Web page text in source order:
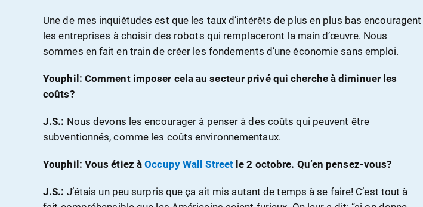
Une de mes inquiétudes est que les taux d’intérêts de plus en plus bas encouragent
les entreprises à choisir des robots qui remplaceront la main d’œuvre. Nous
sommes en fait en train de créer les fondements d’une économie sans emploi.
Youphil: Comment imposer cela au secteur privé qui cherche à diminuer les
coûts?
J.S.: Nous devons les encourager à penser à des coûts qui peuvent être
subventionnés, comme les coûts environnementaux.
Youphil: Vous étiez àOccupy Wall Street le 2 octobre. Qu’en pensez-vous?
J.S.: J’étais un peu surpris que ça ait mis autant de temps à se faire! C’est tout à